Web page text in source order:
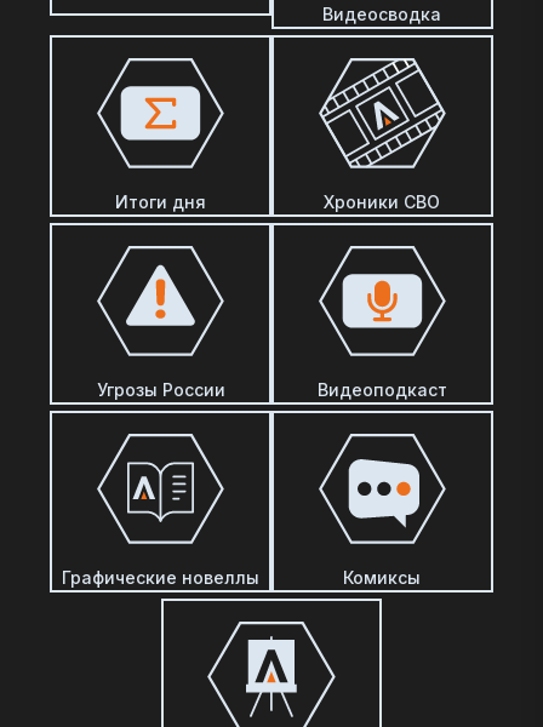
Видеосводка
Итоги дня Хроники СВО
Угрозы России Видеоподкаст
Графические новеллы Комиксы